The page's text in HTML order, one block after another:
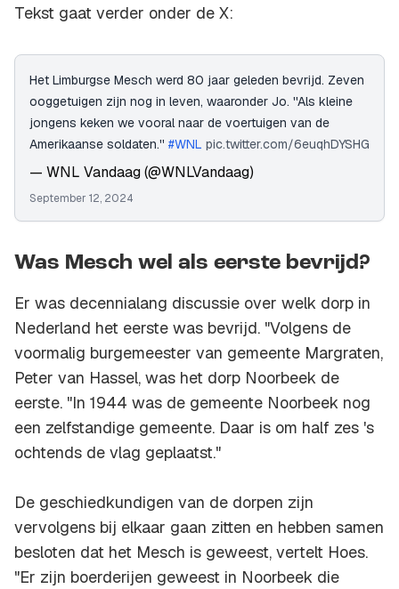
Tekst gaat verder onder de X:
Het Limburgse Mesch werd 80 jaar geleden bevrijd. Zeven
ooggetuigen zijn nog in leven, waaronder Jo. ''Als kleine
jongens keken we vooral naar de voertuigen van de
Amerikaanse soldaten.'' #WNL pic.twitter.com/6euqhDYSHG
— WNL Vandaag (@WNLVandaag)
September 12, 2024
Was Mesch wel als eerste bevrijd?
Er was decennialang discussie over welk dorp in
Nederland het eerste was bevrijd. "Volgens de
voormalig burgemeester van gemeente Margraten,
Peter van Hassel, was het dorp Noorbeek de
eerste. "In 1944 was de gemeente Noorbeek nog
een zelfstandige gemeente. Daar is om half zes 's
ochtends de vlag geplaatst."
De geschiedkundigen van de dorpen zijn
vervolgens bij elkaar gaan zitten en hebben samen
besloten dat het Mesch is geweest, vertelt Hoes.
"Er zijn boerderijen geweest in Noorbeek die